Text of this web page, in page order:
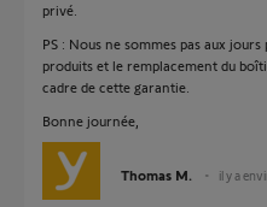
privé.
PS : Nous ne sommes pas aux
produits et le remplacement du
cadre de cette garantie.
Bonne journée,
Thomas M. il y a